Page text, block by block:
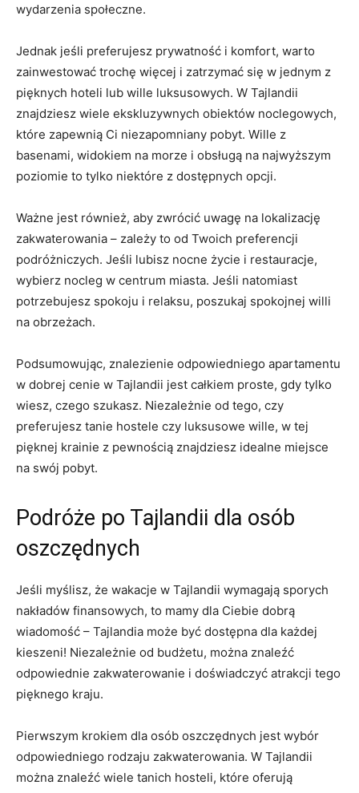
wydarzenia społeczne.
Jednak jeśli preferujesz prywatność i komfort, warto
zainwestować⁤ trochę więcej i zatrzymać się w jednym z​
pięknych hoteli lub wille luksusowych. W ⁢Tajlandii
znajdziesz wiele ekskluzywnych obiektów noclegowych,​
które⁢ zapewnią Ci niezapomniany pobyt. Wille z
basenami, widokiem na morze​ i obsługą na najwyższym
poziomie to tylko niektóre ⁢z dostępnych ⁢opcji.
Ważne⁢ jest również, aby zwrócić uwagę na lokalizację
zakwaterowania – zależy to ⁣od Twoich preferencji
podróżniczych. ⁤Jeśli lubisz nocne życie i restauracje,
wybierz nocleg w centrum miasta. Jeśli natomiast
potrzebujesz spokoju i relaksu, poszukaj ‌spokojnej willi
na obrzeżach.
Podsumowując, znalezienie ​odpowiedniego​ apartamentu⁤
w dobrej cenie w Tajlandii jest całkiem proste,⁤ gdy tylko
wiesz, czego szukasz. Niezależnie⁢ od‌ tego, czy
preferujesz ⁤tanie⁢ hostele czy ‌luksusowe wille, w tej
pięknej ‍krainie z ‌pewnością ‌znajdziesz idealne miejsce⁤
na swój pobyt.
Podróże po Tajlandii dla osób
oszczędnych
Jeśli myślisz, że wakacje w Tajlandii wymagają sporych
nakładów finansowych, ‍to mamy dla Ciebie dobrą
wiadomość – Tajlandia może być dostępna dla każdej
⁤kieszeni! Niezależnie od budżetu, można znaleźć
⁢odpowiednie zakwaterowanie i ‍doświadczyć atrakcji ⁤tego
pięknego kraju.
Pierwszym krokiem dla ⁤osób oszczędnych ⁣jest wybór
odpowiedniego rodzaju zakwaterowania. W ‌Tajlandii
można znaleźć wiele tanich ​hosteli, które⁣ oferują